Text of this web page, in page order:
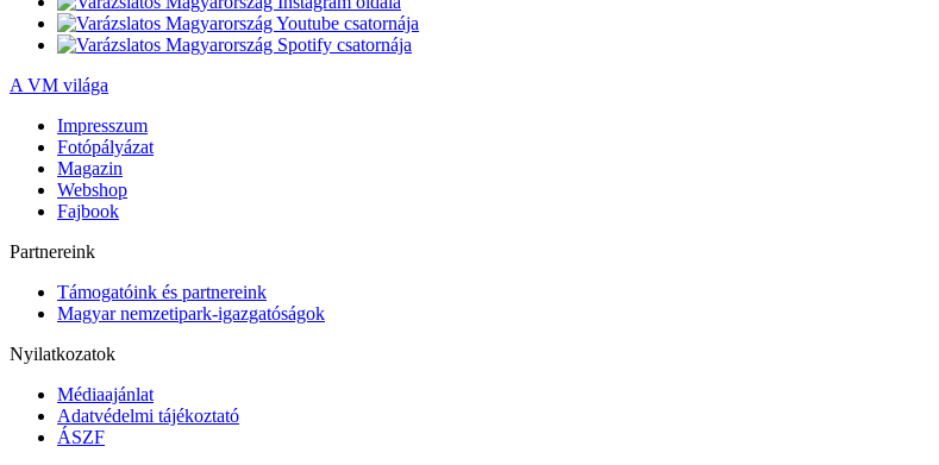
A VM világa
Impresszum
Fotópályázat
Magazin
Webshop
Fajbook
Partnereink
Támogatóink és partnereink
Magyar nemzetipark-igazgatóságok
Nyilatkozatok
Médiaajánlat
Adatvédelmi tájékoztató
ÁSZF